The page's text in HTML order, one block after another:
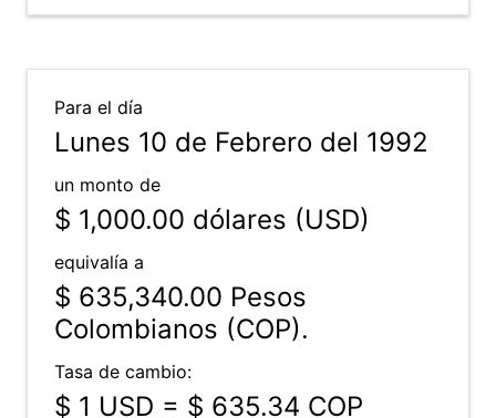
Para el día
Lunes 10 de Febrero del 1992
un monto de
$ 1,000.00 dólares (USD)
equivalía a
$ 635,340.00 Pesos
Colombianos (COP).
Tasa de cambio:
$ 1 USD = $ 635.34 COP